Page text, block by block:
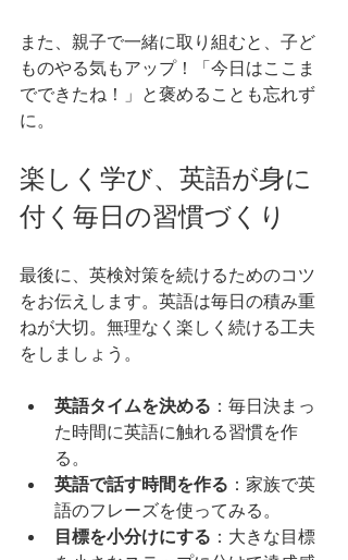
また、親子で一緒に取り組むと、子ど
ものやる気もアップ！「今日はここま
でできたね！」と褒めることも忘れず
に。
楽しく学び、英語が身に
付く毎日の習慣づくり
最後に、英検対策を続けるためのコツ
をお伝えします。英語は毎日の積み重
ねが大切。無理なく楽しく続ける工夫
をしましょう。
英語タイムを決める ：毎日決まっ
た時間に英語に触れる習慣を作
る。
英語で話す時間を作る ：家族で英
語のフレーズを使ってみる。
目標を小分けにする ：大きな目標